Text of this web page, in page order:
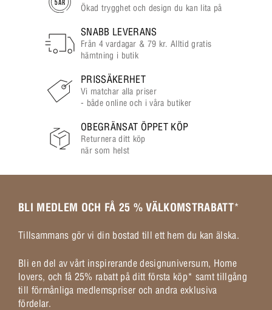
Ökad trygghet och design du kan lita på
SNABB LEVERANS
Från 4 vardagar & 79 kr. Alltid gratis
hämtning i butik
PRISSÄKERHET
Vi matchar alla priser
- både online och i våra butiker
OBEGRÄNSAT ÖPPET KÖP
Returnera ditt köp
när som helst
BLI MEDLEM OCH FÅ 25 % VÄLKOMSTRABATT*
Tillsammans gör vi din bostad till ett hem du kan älska.
Bli en del av vårt inspirerande designuniversum, Home
lovers, och få 25% rabatt på ditt första köp* samt tillgång
till förmånliga medlemspriser och andra exklusiva
fördelar.